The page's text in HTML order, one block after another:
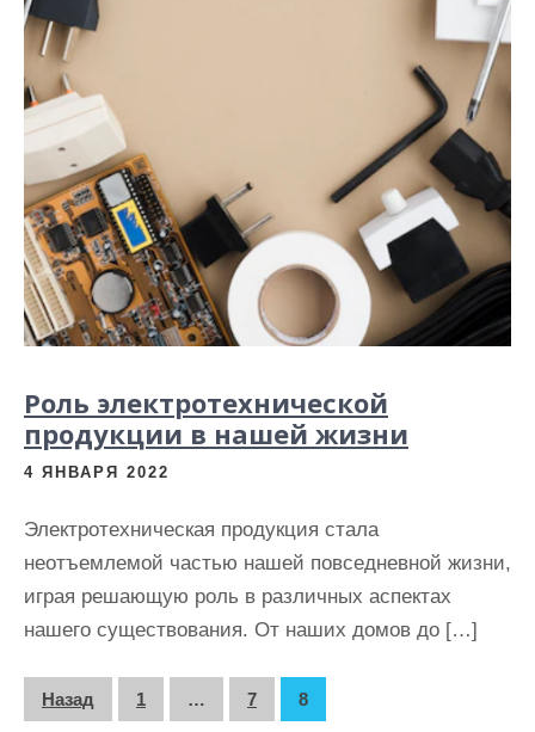
Роль электротехнической
продукции в нашей жизни
4 ЯНВАРЯ 2022
Электротехническая продукция стала
неотъемлемой частью нашей повседневной жизни,
играя решающую роль в различных аспектах
нашего существования. От наших домов до […]
ПНазад 1 … 7 8